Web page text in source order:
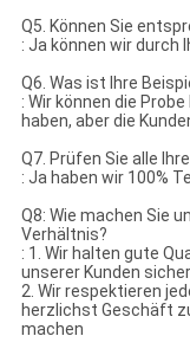
Q5. Können Sie
: Ja können wir durch
Q6. Was ist Ihre
: Wir können die
haben, aber die
Q7. Prüfen Sie alle
: Ja haben wir 100%
Q8: Wie machen Sie
Verhältnis?
: 1. Wir halten gute
unserer Kunden
2. Wir respektieren
herzlichst Geschäft
machen